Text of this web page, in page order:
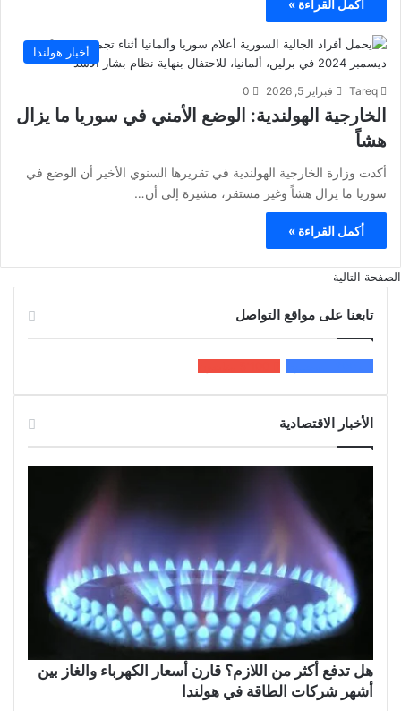
أكمل القراءة »
أخبار هولندا
Tareq فبراير 5, 2026 0
الخارجية الهولندية: الوضع الأمني في سوريا ما يزال
هشاً
أكدت وزارة الخارجية الهولندية في تقريرها السنوي الأخير أن الوضع في
سوريا ما يزال هشاً وغير مستقر، مشيرة إلى أن…
أكمل القراءة »
الصفحة التالية
تابعنا على مواقع التواصل
الأخبار الاقتصادية
هل تدفع أكثر من اللازم؟ قارن أسعار الكهرباء والغاز بين
أشهر شركات الطاقة في هولندا